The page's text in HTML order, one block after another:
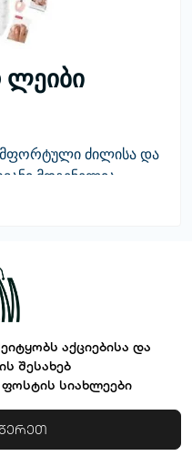
ლეიბი
ძილისა და
მდგენელია.
ლეიბი და
აქციებისა და
შესახებ
სიახლეები